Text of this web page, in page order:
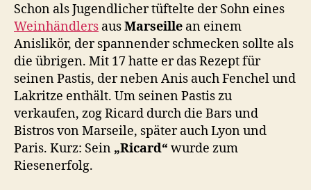
Schon als Jugendlicher tüftelte der Sohn eines
Weinhändlers ausMarseille an einem
Anislikör, der spannender schmecken sollte als
die übrigen. Mit 17 hatte er das Rezept für
seinen Pastis, der neben Anis auch Fenchel und
Lakritze enthält. Um seinen Pastis zu
verkaufen, zog Ricard durch die Bars und
Bistros von Marseile, später auch Lyon und
Paris. Kurz: Sein „Ricard“ wurde zum
Riesenerfolg.